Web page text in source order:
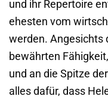
und ihr Repertoire
ehesten vom
werden. Angesichts
bewährten
und an die Spitze
alles dafür, dass